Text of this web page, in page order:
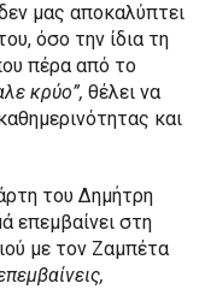
μας αποκαλύπτει
όσο την ίδια τη
πέρα από το
κρύο”, θέλει να
και
του Δημήτρη
επεμβαίνει στη
με τον Ζαμπέτα